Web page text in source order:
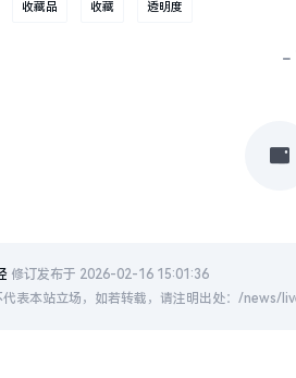
收藏品 收藏 透明度
-
修订发布于 2026-02-16 15:01:36
代表本站立场，如若转载，请注明出处：/news/